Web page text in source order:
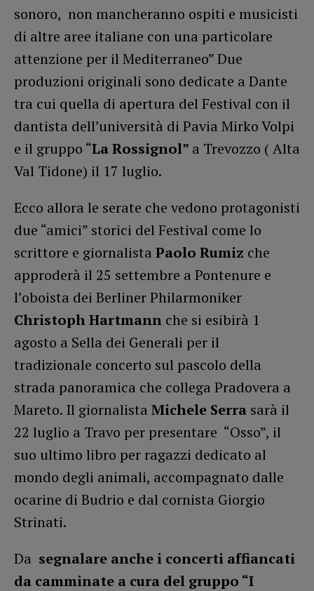
sonoro, non mancheranno ospiti e musicisti
di altre aree italiane con una particolare
attenzione per il Mediterraneo” Due
produzioni originali sono dedicate a Dante
tra cui quella di apertura del Festival con il
dantista dell’università di Pavia Mirko Volpi
e il gruppo “La Rossignol” a Trevozzo ( Alta
Val Tidone) il 17 luglio.
Ecco allora le serate che vedono protagonisti
due “amici” storici del Festival come lo
scrittore e giornalista Paolo Rumiz che
approderà il 25 settembre a Pontenure e
l’oboista dei Berliner Philarmoniker
Christoph Hartmann che si esibirà 1
agosto a Sella dei Generali per il
tradizionale concerto sul pascolo della
strada panoramica che collega Pradovera a
Mareto. Il giornalista Michele Serra sarà il
22 luglio a Travo per presentare “Osso”, il
suo ultimo libro per ragazzi dedicato al
mondo degli animali, accompagnato dalle
ocarine di Budrio e dal cornista Giorgio
Strinati.
Da segnalare anche i concerti affiancati
da camminate a cura del gruppo “I